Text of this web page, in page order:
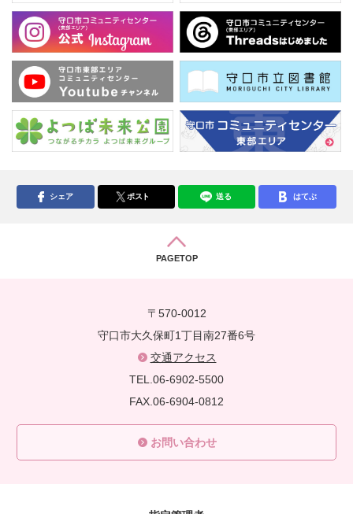
シェア ポスト 送る はてぶ
PAGETOP
〒570-0012
守口市大久保町1丁目南27番6号
交通アクセス
TEL.06-6902-5500
FAX.06-6904-0812
お問い合わせ